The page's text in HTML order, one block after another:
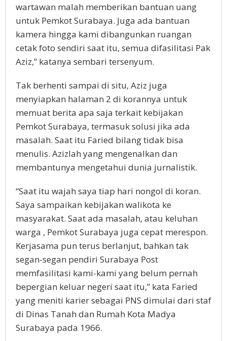
wartawan malah memberikan bantuan uang
untuk Pemkot Surabaya. Juga ada bantuan
kamera hingga kami dibangunkan ruangan
cetak foto sendiri saat itu, semua difasilitasi Pak
Aziz,” katanya sembari tersenyum.
Tak berhenti sampai di situ, Aziz juga
menyiapkan halaman 2 di korannya untuk
memuat berita apa saja terkait kebijakan
Pemkot Surabaya, termasuk solusi jika ada
masalah. Saat itu Faried bilang tidak bisa
menulis. Azizlah yang mengenalkan dan
membantunya mengetahui dunia jurnalistik.
“Saat itu wajah saya tiap hari nongol di koran.
Saya sampaikan kebijakan walikota ke
masyarakat. Saat ada masalah, atau keluhan
warga , Pemkot Surabaya juga cepat merespon.
Kerjasama pun terus berlanjut, bahkan tak
segan-segan pendiri Surabaya Post
memfasilitasi kami-kami yang belum pernah
bepergian keluar negeri saat itu,” kata Faried
yang meniti karier sebagai PNS dimulai dari staf
di Dinas Tanah dan Rumah Kota Madya
Surabaya pada 1966.